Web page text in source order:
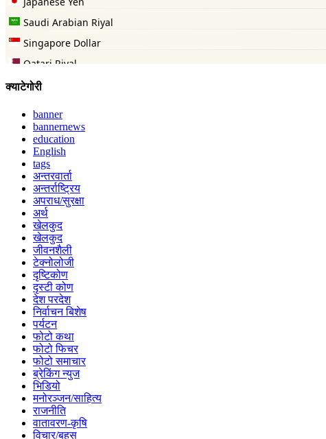
क्याटेगोरी
banner
bannernews
education
English
tags
अन्तरवार्ता
अन्तर्राष्ट्रिय
अपराध/सुरक्षा
अर्थ
खेलकुद
खेलकुद
जीवनशैली
टेक्नोलोजी
दृष्टिकोण
दृस्टी कोण
देश परदेश
निर्वाचन बिशेष
पर्यटन
फोटो कथा
फोटो फिचर
फोटो समाचार
ब्रेकिंग न्युज
भिडियो
मनोरञ्जन/साहित्य
राजनीति
वातावरण-कृषि
विचार/बहस